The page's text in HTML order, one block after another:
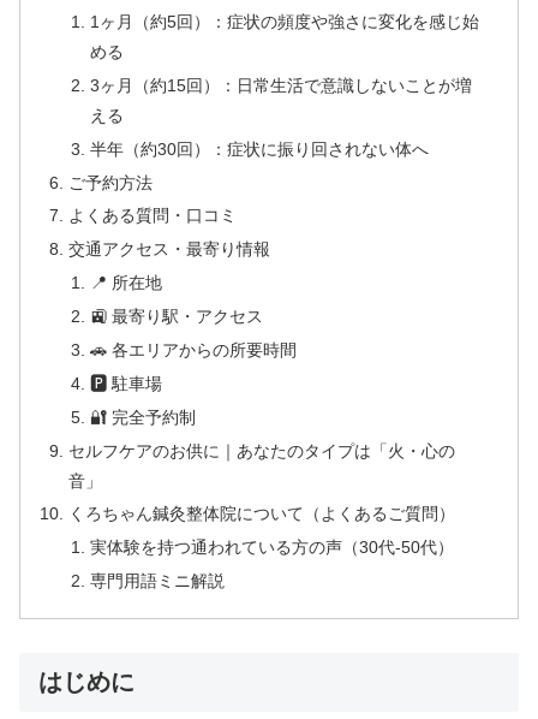
1ヶ月（約5回）：症状の頻度や強さに変化を感じ始
める
3ヶ月（約15回）：日常生活で意識しないことが増
える
半年（約30回）：症状に振り回されない体へ
ご予約方法
よくある質問・口コミ
交通アクセス・最寄り情報
📍 所在地
🚉 最寄り駅・アクセス
🚗 各エリアからの所要時間
🅿 駐車場
🔐 完全予約制
セルフケアのお供に｜あなたのタイプは「火・心の
音」
くろちゃん鍼灸整体院について（よくあるご質問）
実体験を持つ通われている方の声（30代-50代）
専門用語ミニ解説
はじめに